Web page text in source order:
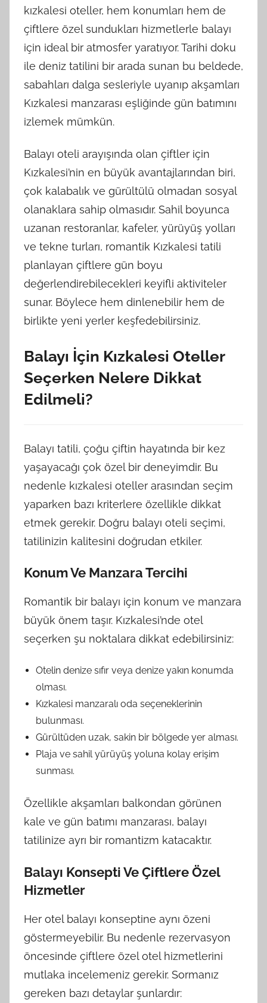
kızkalesi oteller, hem konumları hem de
çiftlere özel sundukları hizmetlerle balayı
için ideal bir atmosfer yaratıyor. Tarihi doku
ile deniz tatilini bir arada sunan bu beldede,
sabahları dalga sesleriyle uyanıp akşamları
Kızkalesi manzarası eşliğinde gün batımını
izlemek mümkün.
Balayı oteli arayışında olan çiftler için
Kızkalesi’nin en büyük avantajlarından biri,
çok kalabalık ve gürültülü olmadan sosyal
olanaklara sahip olmasıdır. Sahil boyunca
uzanan restoranlar, kafeler, yürüyüş yolları
ve tekne turları, romantik Kızkalesi tatili
planlayan çiftlere gün boyu
değerlendirebilecekleri keyifli aktiviteler
sunar. Böylece hem dinlenebilir hem de
birlikte yeni yerler keşfedebilirsiniz.
Balayı İçin Kızkalesi Oteller
Seçerken Nelere Dikkat
Edilmeli?
Balayı tatili, çoğu çiftin hayatında bir kez
yaşayacağı çok özel bir deneyimdir. Bu
nedenle kızkalesi oteller arasından seçim
yaparken bazı kriterlere özellikle dikkat
etmek gerekir. Doğru balayı oteli seçimi,
tatilinizin kalitesini doğrudan etkiler.
Konum Ve Manzara Tercihi
Romantik bir balayı için konum ve manzara
büyük önem taşır. Kızkalesi’nde otel
seçerken şu noktalara dikkat edebilirsiniz:
Otelin denize sıfır veya denize yakın konumda
olması.
Kızkalesi manzaralı oda seçeneklerinin
bulunması.
Gürültüden uzak, sakin bir bölgede yer alması.
Plaja ve sahil yürüyüş yoluna kolay erişim
sunması.
Özellikle akşamları balkondan görünen
kale ve gün batımı manzarası, balayı
tatilinize ayrı bir romantizm katacaktır.
Balayı Konsepti Ve Çiftlere Özel
Hizmetler
Her otel balayı konseptine aynı özeni
göstermeyebilir. Bu nedenle rezervasyon
öncesinde çiftlere özel otel hizmetlerini
mutlaka incelemeniz gerekir. Sormanız
gereken bazı detaylar şunlardır: